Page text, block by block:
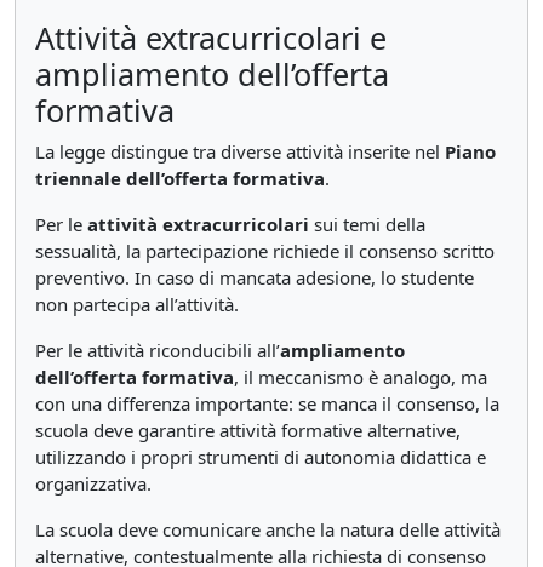
Attività extracurricolari e
ampliamento dell’offerta
formativa
La legge distingue tra diverse attività inserite nel Piano
triennale dell’offerta formativa.
Per le attività extracurricolari sui temi della
sessualità, la partecipazione richiede il consenso scritto
preventivo. In caso di mancata adesione, lo studente
non partecipa all’attività.
Per le attività riconducibili all’ampliamento
dell’offerta formativa, il meccanismo è analogo, ma
con una differenza importante: se manca il consenso, la
scuola deve garantire attività formative alternative,
utilizzando i propri strumenti di autonomia didattica e
organizzativa.
La scuola deve comunicare anche la natura delle attività
alternative, contestualmente alla richiesta di consenso